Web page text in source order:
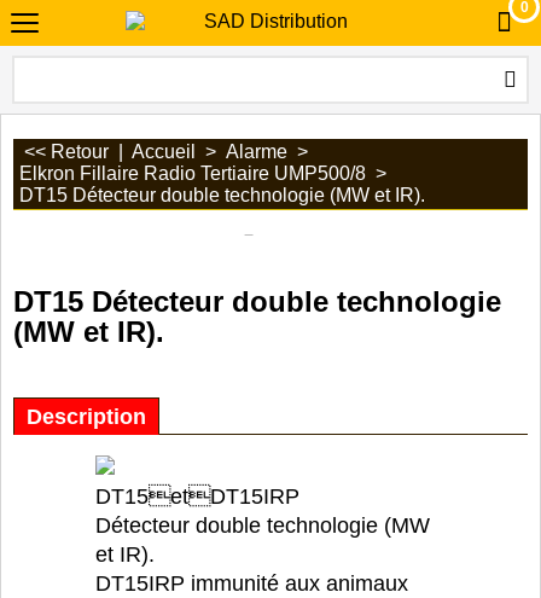
0
<< Retour Accueil > Alarme >
Elkron Fillaire Radio Tertiaire UMP500/8 >
DT15 Détecteur double technologie (MW et IR).
DT15 Détecteur double technologie
(MW et IR).
Description
DT15etDT15IRP
Détecteur double technologie (MW
et IR).
DT15IRP immunité aux animaux